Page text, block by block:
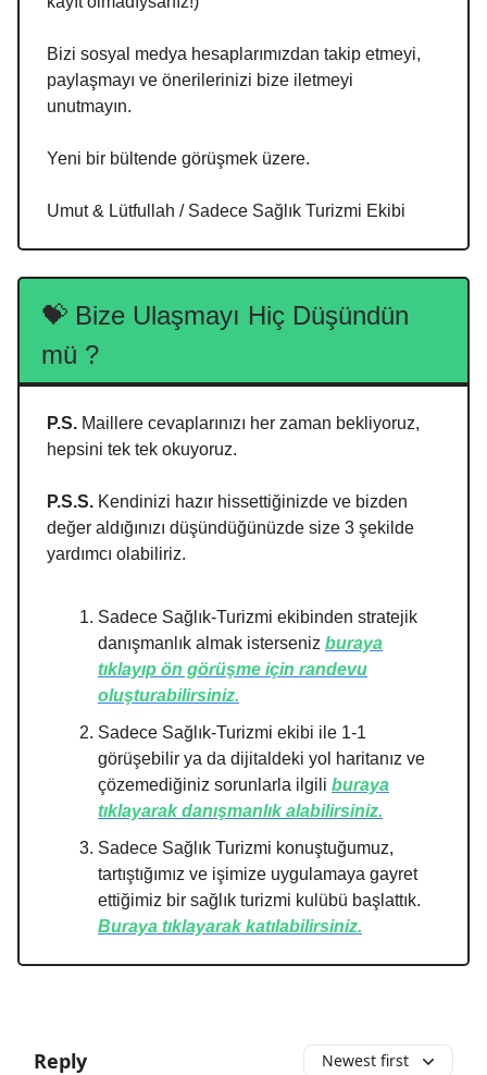
Bizi sosyal medya hesaplarımızdan takip etmeyi,
paylaşmayı ve önerilerinizi bize iletmeyi
unutmayın.
Yeni bir bültende görüşmek üzere.
Umut & Lütfullah / Sadece Sağlık Turizmi Ekibi
💝 Bize Ulaşmayı Hiç Düşündün
mü ?
P.S. Maillere cevaplarınızı her zaman bekliyoruz,
hepsini tek tek okuyoruz.
P.S.S. Kendinizi hazır hissettiğinizde ve bizden
değer aldığınızı düşündüğünüzde size 3 şekilde
yardımcı olabiliriz.
Sadece Sağlık-Turizmi ekibinden stratejik
danışmanlık almak isterseniz buraya
tıklayıp ön görüşme için randevu
oluşturabilirsiniz.
Sadece Sağlık-Turizmi ekibi ile 1-1
görüşebilir ya da dijitaldeki yol haritanız ve
çözemediğiniz sorunlarla ilgili buraya
tıklayarak danışmanlık alabilirsiniz.
Sadece Sağlık Turizmi konuştuğumuz,
tartıştığımız ve işimize uygulamaya gayret
ettiğimiz bir sağlık turizmi kulübü başlattık.
Buraya tıklayarak katılabilirsiniz.
Reply Newest first